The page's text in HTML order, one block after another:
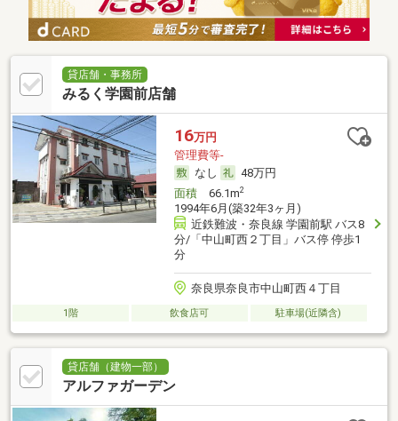
貸店舗・事務所
みるく学園前店舗
16万円
管理費等-
なし
48万円
面積66.1m2
1994年6月(築32年3ヶ月)
近鉄難波・奈良線 学園前駅 バス8
分/「中山町西２丁目」バス停 停歩1
分
奈良県奈良市中山町西４丁目
1階 飲食店可 駐車場(近隣含)
貸店舗（建物一部）
アルファガーデン